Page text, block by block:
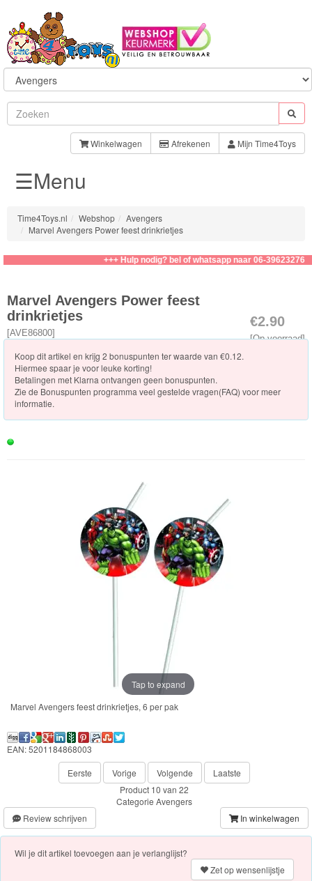
Winkelwagen Afrekenen Mijn Time4Toys
Sylvanian
Families
Aquabeads
Baby
Born
Baby
Knuffels
Schleich
Enchantimals
Shimmer
Fireman
Sam
Magische
Eenhoorn
Mickey
&
Minnie
☰Menu
Time4Toys.nl Webshop
Avengers
Marvel Avengers Power feest drinkrietjes
+++ Hulp nodig? bel of whatsapp naar 06-39623276
€2.90
[Op voorraad]
Marvel Avengers Power feest
drinkrietjes
[AVE86800]
Koop dit artikel en krijg 2 bonuspunten ter waarde van €0.12.
Hiermee spaar je voor leuke korting!
Betalingen met Klarna ontvangen geen bonuspunten.
Zie de Bonuspunten programma veel gestelde vragen(FAQ) voor meer
informatie.
Tap to expand
Marvel Avengers feest drinkrietjes, 6 per pak
EAN: 5201184868003
Eerste
Vorige Volgende
Laatste
Product 10 van 22
Categorie Avengers
Review schrijven
In winkelwagen
Wil je dit artikel toevoegen aan je verlanglijst?
Zet op wensenlijstje